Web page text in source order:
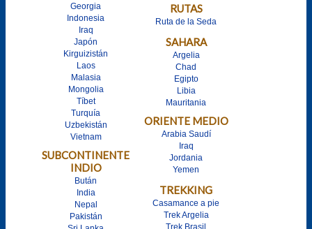
Georgia
Indonesia
Iraq
Japón
Kirguizistán
Laos
Malasia
Mongolia
Tíbet
Turquía
Uzbekistán
Vietnam
SUBCONTINENTE
INDIO
Bután
India
Nepal
Pakistán
RUTAS
Ruta de la Seda
SAHARA
Argelia
Chad
Egipto
Libia
Mauritania
ORIENTE MEDIO
Arabia Saudí
Iraq
Jordania
Yemen
TREKKING
Casamance a pie
Trek Argelia
Trek Brasil